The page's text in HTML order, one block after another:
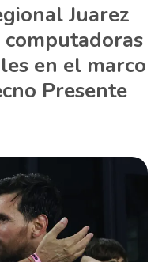
Juarez
en el marco
Presente